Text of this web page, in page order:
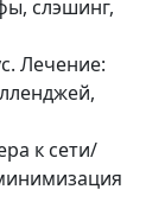
слэшинг,
Лечение:
к сети/